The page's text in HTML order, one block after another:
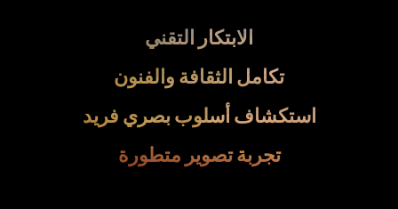
الابتكار التقني
تكامل الثقافة والفنون
استكشاف أسلوب بصري فريد
تجربة تصوير متطورة